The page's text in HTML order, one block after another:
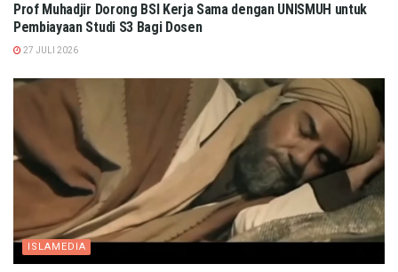
Prof Muhadjir Dorong BSI Kerja Sama dengan UNISMUH untuk
Pembiayaan Studi S3 Bagi Dosen
27 JULI 2026
ISLAMEDIA